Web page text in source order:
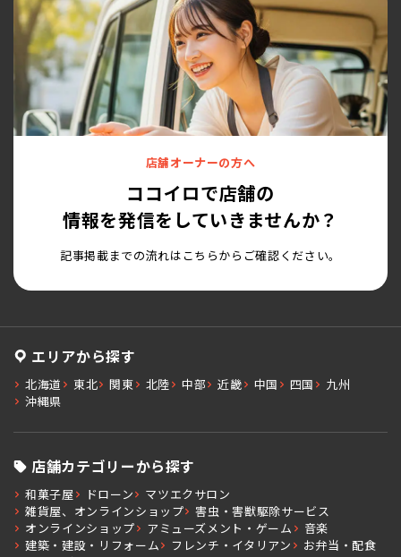
店舗オーナーの方へ
ココイロで店舗の
情報を発信をしていきませんか？
記事掲載までの流れはこちらからご確認ください。
エリアから探す
北海道 東北 関東 北陸 中部 近畿 中国 四国
九州
沖縄県
店舗カテゴリーから探す
和菓子屋 ドローン
マツエクサロン
雑貨屋、オンラインショップ
害虫・害獣駆除サービス
オンラインショップ
アミューズメント・ゲーム
音楽
建築・建設・リフォーム
フレンチ・イタリアン
お弁当・配食